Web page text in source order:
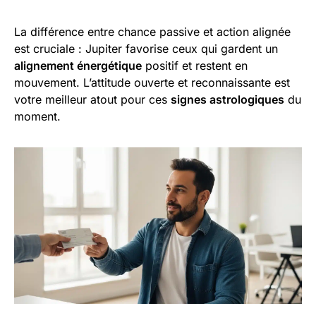
La différence entre chance passive et action alignée
est cruciale : Jupiter favorise ceux qui gardent un
alignement énergétique positif et restent en
mouvement. L’attitude ouverte et reconnaissante est
votre meilleur atout pour ces signes astrologiques du
moment.